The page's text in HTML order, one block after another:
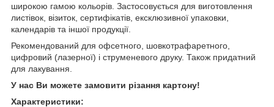
широкою гамою кольорів. Застосовується для виготовлення
листівок, візиток, сертифікатів, ексклюзивної упаковки,
календарів та іншої продукції.
Рекомендований для офсетного, шовкотрафаретного,
цифровий (лазерної) і струменевого друку. Також придатний
для лакування.
У нас Ви можете замовити різання картону!
Характеристики: